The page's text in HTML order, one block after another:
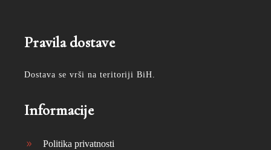
Pravila dostave
Dostava se vrši na teritoriji BiH.
Informacije
Politika privatnosti